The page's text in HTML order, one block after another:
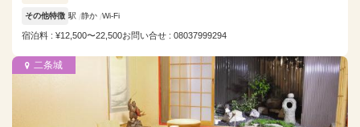
その他特徴 駅 静か Wi-Fi
宿泊料 : ¥12,500〜22,500お問い合せ : 08037999294
二条城